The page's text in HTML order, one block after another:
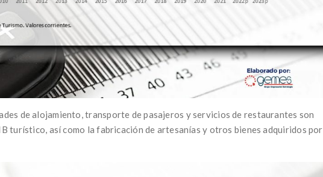
de alojamiento, transporte de pasajeros y servicios de restaurantes son
turístico, así como la fabricación de artesanías y otros bienes adquiridos por